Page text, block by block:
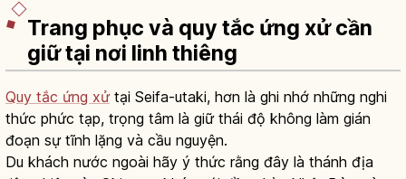
Trang phục và quy tắc ứng xử cần
giữ tại nơi linh thiêng
Quy tắc ứng xửtại Seifa-utaki, hơn là ghi nhớ những nghi
thức phức tạp, trọng tâm là giữ thái độ không làm gián
đoạn sự tĩnh lặng và cầu nguyện.
Du khách nước ngoài hãy ý thức rằng đây là thánh địa